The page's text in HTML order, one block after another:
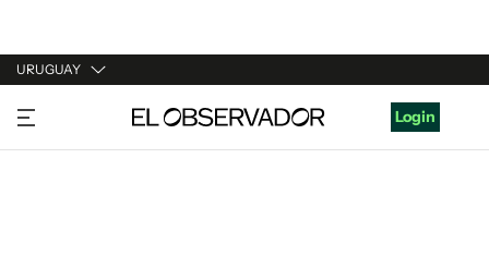
URUGUAY
URUGUAY
ARGENTINA
Login